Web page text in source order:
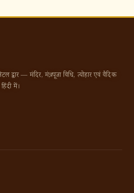
द्वार — मंदिर, मंत्र, पूजा विधि, त्योहार एवं वैदिक
में।